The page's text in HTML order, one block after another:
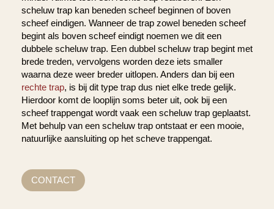
scheluw trap kan beneden scheef beginnen of boven
scheef eindigen. Wanneer de trap zowel beneden scheef
begint als boven scheef eindigt noemen we dit een
dubbele scheluw trap. Een dubbel scheluw trap begint met
brede treden, vervolgens worden deze iets smaller
waarna deze weer breder uitlopen. Anders dan bij een
rechte trap, is bij dit type trap dus niet elke trede gelijk.
Hierdoor komt de looplijn soms beter uit, ook bij een
scheef trappengat wordt vaak een scheluw trap geplaatst.
Met behulp van een scheluw trap ontstaat er een mooie,
natuurlijke aansluiting op het scheve trappengat.
CONTACT